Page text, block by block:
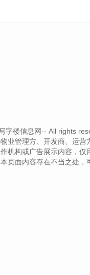
字楼信息网-- All rights
业管理方、开发商、运
构或广告展示内容，仅
页面内容存在不当之处